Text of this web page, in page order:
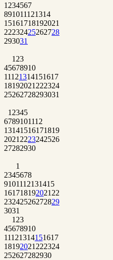
1 234567
891011121314
15161718192021
22232425262728
293031
1 23
45678910
11121314151617
18192021 222324
25262728293031
1 2345
6789101112
13141516171819
2021 2223242526
27282930
1
2345678
9101112131415
161718192021 22
23242526272829
3031
1 23
45678910
11121314151617
18192021 222324
252627282930